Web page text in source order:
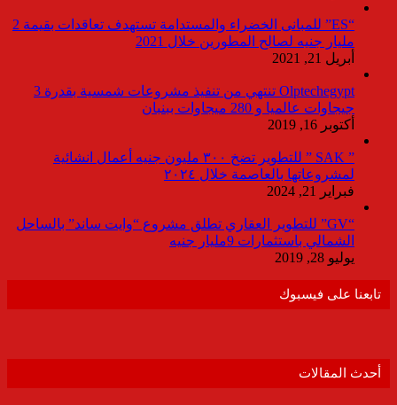
“ES” للمبانى الخضراء والمستدامة تستهدف تعاقدات بقيمة 2
مليار جنيه لصالح المطورين خلال 2021
أبريل 21, 2021
Olptechegypt تنتهي من تنفيذ مشروعات شمسية بقدرة 3
جيجاوات عالميا و 280 ميجاوات ببنبان
أكتوبر 16, 2019
” SAK ” للتطوير تضخ ٣٠٠ مليون جنيه أعمال انشائية
لمشروعاتها بالعاصمة خلال ٢٠٢٤
فبراير 21, 2024
“GV” للتطوير العقاري تطلق مشروع “وايت ساند” بالساحل
الشمالي باستثمارات 9مليار جنيه
يوليو 28, 2019
تابعنا على فيسبوك
أحدث المقالات